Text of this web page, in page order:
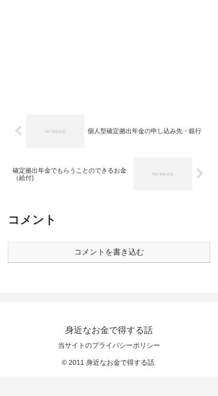
個人型確定拠出年金の申し込み先・銀行
確定拠出年金でもらうことのできるお金
（給付)
コメント
コメントを書き込む
身近なお金で得する話
当サイトのプライバシーポリシー
© 2011 身近なお金で得する話.